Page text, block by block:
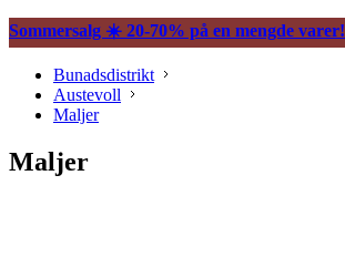
Sommersalg ☀️ 20-70% på en mengde varer!
Bunadsdistrikt
Austevoll
Maljer
Maljer